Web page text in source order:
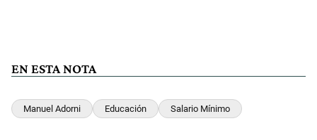
EN ESTA NOTA
Manuel Adorni Educación Salario Mínimo